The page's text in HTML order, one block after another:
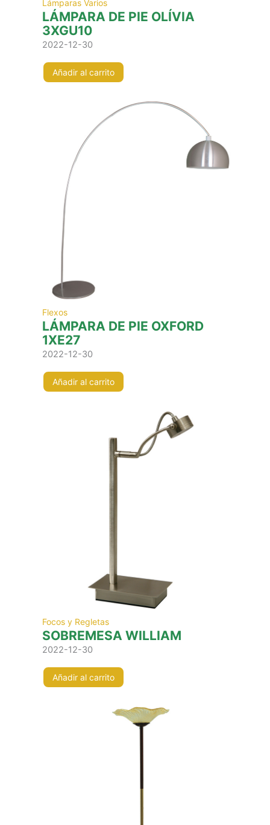
Lámparas Varios
LÁMPARA DE PIE OLÍVIA
3XGU10
2022-12-30
Añadir al carrito
Flexos
LÁMPARA DE PIE OXFORD
1XE27
2022-12-30
Añadir al carrito
Focos y Regletas
SOBREMESA WILLIAM
2022-12-30
Añadir al carrito